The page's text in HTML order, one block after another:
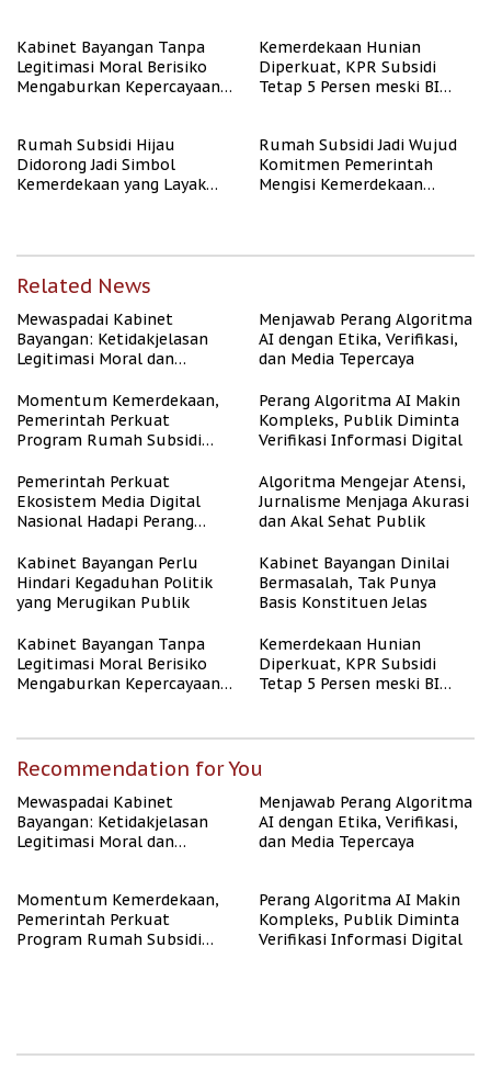
Kabinet Bayangan Tanpa
Legitimasi Moral Berisiko
Mengaburkan Kepercayaan
Kemerdekaan Hunian
Diperkuat, KPR Subsidi
Tetap 5 Persen meski BI
Rumah Subsidi Hijau
Didorong Jadi Simbol
Kemerdekaan yang Layak
Rumah Subsidi Jadi Wujud
Komitmen Pemerintah
Mengisi Kemerdekaan
Related News
Mewaspadai Kabinet
Bayangan: Ketidakjelasan
Legitimasi Moral dan
Menjawab Perang Algoritma
AI dengan Etika, Verifikasi,
dan Media Tepercaya
Momentum Kemerdekaan,
Pemerintah Perkuat
Program Rumah Subsidi
Berpenghasilan Rendah
Perang Algoritma AI Makin
Kompleks, Publik Diminta
Verifikasi Informasi Digital
Pemerintah Perkuat
Ekosistem Media Digital
Nasional Hadapi Perang
Algoritma Mengejar Atensi,
Jurnalisme Menjaga Akurasi
dan Akal Sehat Publik
Kabinet Bayangan Perlu
Hindari Kegaduhan Politik
yang Merugikan Publik
Kabinet Bayangan Dinilai
Bermasalah, Tak Punya
Basis Konstituen Jelas
Kabinet Bayangan Tanpa
Legitimasi Moral Berisiko
Mengaburkan Kepercayaan
Kemerdekaan Hunian
Diperkuat, KPR Subsidi
Tetap 5 Persen meski BI
Recommendation for You
Mewaspadai Kabinet
Bayangan: Ketidakjelasan
Legitimasi Moral dan
Menjawab Perang Algoritma
AI dengan Etika, Verifikasi,
dan Media Tepercaya
Momentum Kemerdekaan,
Pemerintah Perkuat
Program Rumah Subsidi
Perang Algoritma AI Makin
Kompleks, Publik Diminta
Verifikasi Informasi Digital